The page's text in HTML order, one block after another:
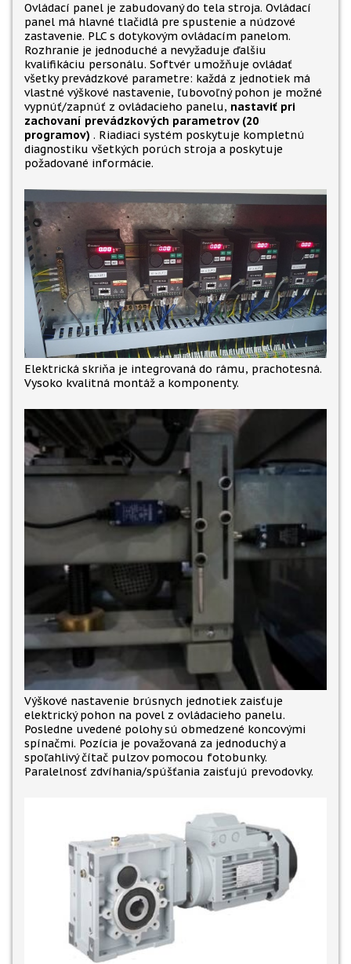
Ovládací panel je zabudovaný do tela stroja. Ovládací
panel má hlavné tlačidlá pre spustenie a núdzové
zastavenie. PLC s dotykovým ovládacím panelom.
Rozhranie je jednoduché a nevyžaduje ďalšiu
kvalifikáciu personálu. Softvér umožňuje ovládať
všetky prevádzkové parametre: každá z jednotiek má
vlastné výškové nastavenie, ľubovoľný pohon je možné
vypnúť/zapnúť z ovládacieho panelu, nastaviť pri
zachovaní prevádzkových parametrov (20
programov) . Riadiaci systém poskytuje kompletnú
diagnostiku všetkých porúch stroja a poskytuje
požadované informácie.
Elektrická skriňa je integrovaná do rámu, prachotesná.
Vysoko kvalitná montáž a komponenty.
Výškové nastavenie brúsnych jednotiek zaisťuje
elektrický pohon na povel z ovládacieho panelu.
Posledne uvedené polohy sú obmedzené koncovými
spínačmi. Pozícia je považovaná za jednoduchý a
spoľahlivý čítač pulzov pomocou fotobunky.
Paralelnosť zdvíhania/spúšťania zaisťujú prevodovky.